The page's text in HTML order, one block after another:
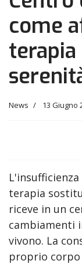
come
News 13 Giugno
terapia
riceve in un
cambiamenti
vivono. La
proprio corpo